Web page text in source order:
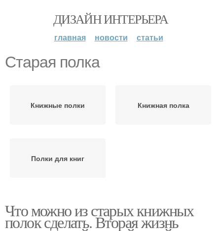
ДИЗАЙН ИНТЕРЬЕРА
главная новости статьи
Старая полка
Книжные полки Книжная полка
Полки для книг
Что можно из старых книжных
полок сделать. Вторая жизнь